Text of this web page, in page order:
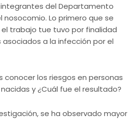
del Departamento
Lo primero que se
trabajo tue tuvo por finalidad
a la infección por el
conocer los riesgos en personas
y ¿Cuál fue el resultado?
se ha observado mayor